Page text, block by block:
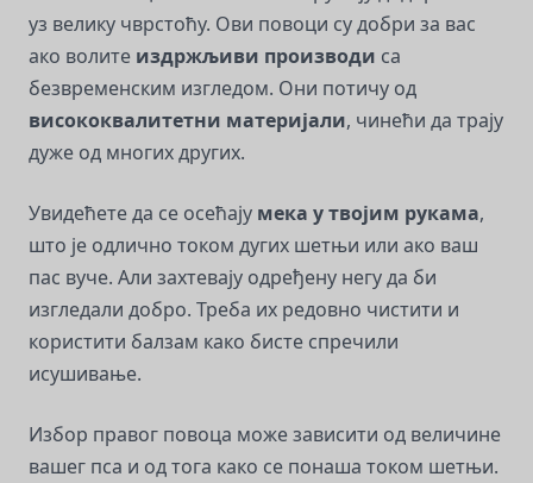
уз велику чврстоћу. Ови повоци су добри за вас
ако волите издржљиви производи са
безвременским изгледом. Они потичу од
висококвалитетни материјали, чинећи да трају
дуже од многих других.
Увидећете да се осећају мека у твојим рукама,
што је одлично током дугих шетњи или ако ваш
пас вуче. Али захтевају одређену негу да би
изгледали добро. Треба их редовно чистити и
користити балзам како бисте спречили
исушивање.
Избор правог повоца може зависити од величине
вашег пса и од тога како се понаша током шетњи.